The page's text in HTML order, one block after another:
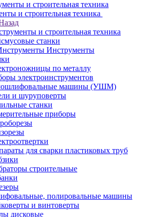
и строительная техника
и строительная техника
станки
Инструменты
по металлу
электроинструментов
машины (УШМ)
и шуруповерты
станки
приборы
для сварки пластиковых труб
строительные
полировальные машины
и винтоверты
дисковые